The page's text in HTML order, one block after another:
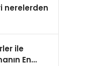
nerelerden
ile
En